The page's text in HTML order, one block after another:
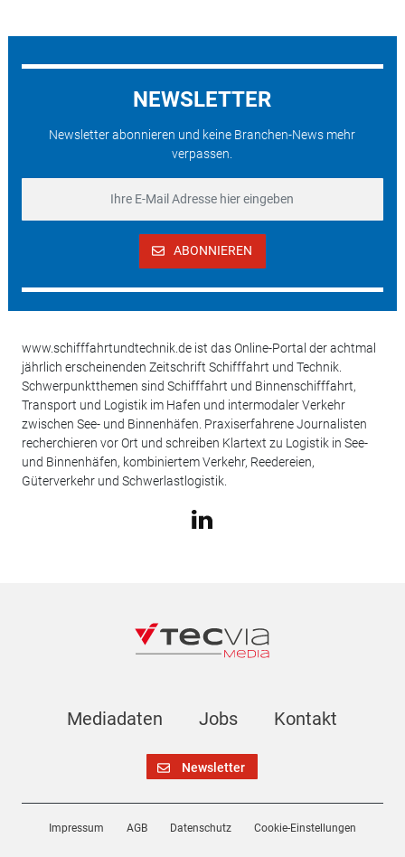
NEWSLETTER
Newsletter abonnieren und keine Branchen-News mehr
verpassen.
ABONNIEREN
www.schifffahrtundtechnik.de ist das Online-Portal der achtmal
jährlich erscheinenden Zeitschrift Schifffahrt und Technik.
Schwerpunktthemen sind Schifffahrt und Binnenschifffahrt,
Transport und Logistik im Hafen und intermodaler Verkehr
zwischen See- und Binnenhäfen. Praxiserfahrene Journalisten
recherchieren vor Ort und schreiben Klartext zu Logistik in See-
und Binnenhäfen, kombiniertem Verkehr, Reedereien,
Güterverkehr und Schwerlastlogistik.
Mediadaten Jobs Kontakt
Newsletter
Impressum AGB Datenschutz Cookie-Einstellungen